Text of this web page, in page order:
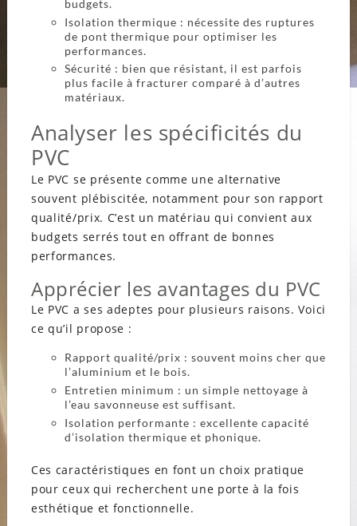
budgets.
Isolation thermique : nécessite des ruptures
de pont thermique pour optimiser les
performances.
Sécurité : bien que résistant, il est parfois
plus facile à fracturer comparé à d’autres
matériaux.
Analyser les spécificités du
PVC
Le PVC se présente comme une alternative
souvent plébiscitée, notamment pour son rapport
qualité/prix. C’est un matériau qui convient aux
budgets serrés tout en offrant de bonnes
performances.
Apprécier les avantages du PVC
Le PVC a ses adeptes pour plusieurs raisons. Voici
ce qu’il propose :
Rapport qualité/prix : souvent moins cher que
l’aluminium et le bois.
Entretien minimum : un simple nettoyage à
l’eau savonneuse est suffisant.
Isolation performante : excellente capacité
d’isolation thermique et phonique.
Ces caractéristiques en font un choix pratique
pour ceux qui recherchent une porte à la fois
esthétique et fonctionnelle.